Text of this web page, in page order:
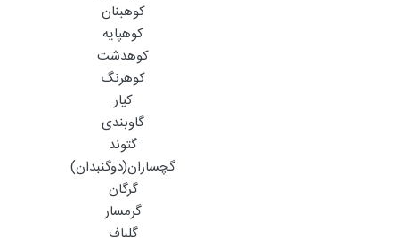
کوهبنان
کوهپایه
کوهدشت
کوهرنگ
کیار
گاوبندی
گتوند
گچساران(دوگنبدان)
گرگان
گرمسار